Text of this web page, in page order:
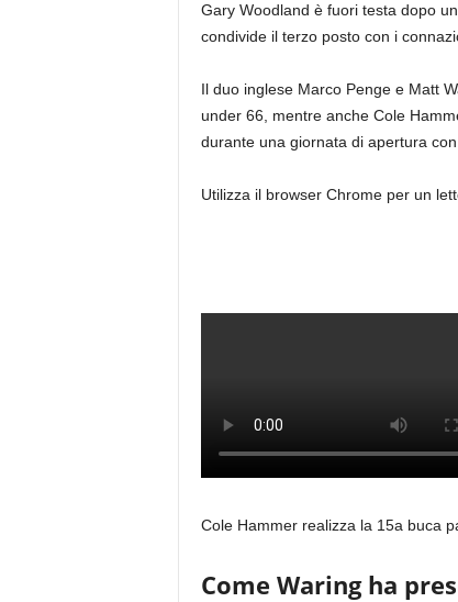
Gary Woodland è fuori testa dopo
condivide il terzo posto con i
Il duo inglese Marco Penge e Matt
under 66, mentre anche Cole
durante una giornata di apertura
Utilizza il browser Chrome per un
Cole Hammer realizza la 15a buca
Come Waring ha